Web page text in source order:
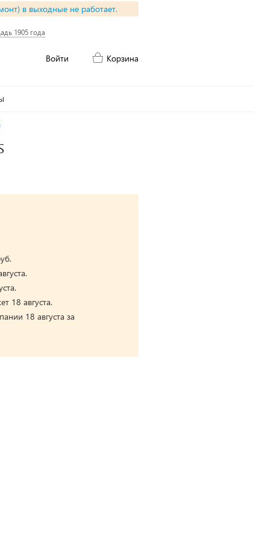
в выходные не работает.
1905 года
Войти Корзина
18 августа.
18 августа за